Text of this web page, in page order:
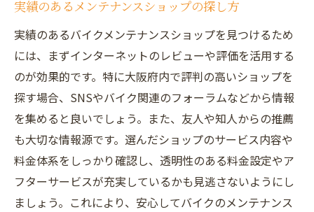
カスタムも手掛けるスペシャリストの魅力
細やかなサービスが長寿命をもたらす理由
最新設備が整う店舗の利点
顧客ごとのニーズに応じた柔軟な対応
安心してバイクを任せられるメンテナンスの特
徴
透明性のある料金体系と見積もり
メンテナンス履歴の詳細な管理
環境に配慮したメンテナンスの重要性
実績のあるメンテナンスショップの探し方
実績のあるバイクメンテナンスショップを見つけるため
には、まずインターネットのレビューや評価を活用する
のが効果的です。特に大阪府内で評判の高いショップを
探す場合、SNSやバイク関連のフォーラムなどから情報
を集めると良いでしょう。また、友人や知人からの推薦
も大切な情報源です。選んだショップのサービス内容や
料金体系をしっかり確認し、透明性のある料金設定やア
フターサービスが充実しているかも見逃さないようにし
ましょう。これにより、安心してバイクのメンテナンス